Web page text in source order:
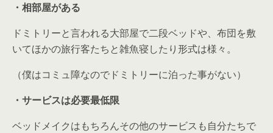
・相部屋がある
ドミトリーと言われる大部屋で二段ベッドや、布団を敷
いてほかの旅行客たちと雑魚寝したり形式は様々。
（僕はコミュ障なのでドミトリーに泊った事がない）
・サービスは必要最低限
ベッドメイクはもちろんその他のサービスも自分たちで